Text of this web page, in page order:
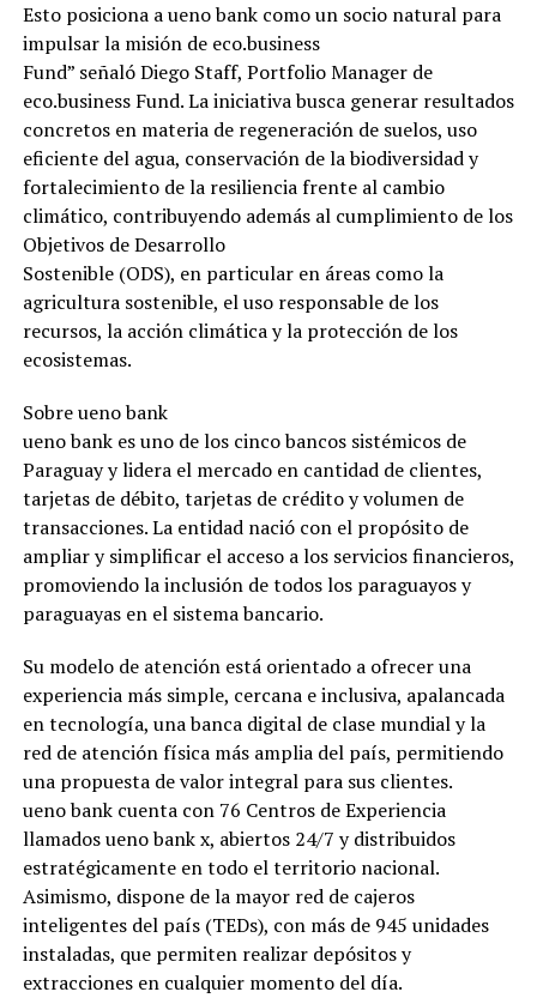
Esto posiciona a ueno bank como un socio natural para
impulsar la misión de eco.business
Fund” señaló Diego Staff, Portfolio Manager de
eco.business Fund. La iniciativa busca generar resultados
concretos en materia de regeneración de suelos, uso
eficiente del agua, conservación de la biodiversidad y
fortalecimiento de la resiliencia frente al cambio
climático, contribuyendo además al cumplimiento de los
Objetivos de Desarrollo
Sostenible (ODS), en particular en áreas como la
agricultura sostenible, el uso responsable de los
recursos, la acción climática y la protección de los
ecosistemas.
Sobre ueno bank
ueno bank es uno de los cinco bancos sistémicos de
Paraguay y lidera el mercado en cantidad de clientes,
tarjetas de débito, tarjetas de crédito y volumen de
transacciones. La entidad nació con el propósito de
ampliar y simplificar el acceso a los servicios financieros,
promoviendo la inclusión de todos los paraguayos y
paraguayas en el sistema bancario.
Su modelo de atención está orientado a ofrecer una
experiencia más simple, cercana e inclusiva, apalancada
en tecnología, una banca digital de clase mundial y la
red de atención física más amplia del país, permitiendo
una propuesta de valor integral para sus clientes.
ueno bank cuenta con 76 Centros de Experiencia
llamados ueno bank x, abiertos 24/7 y distribuidos
estratégicamente en todo el territorio nacional.
Asimismo, dispone de la mayor red de cajeros
inteligentes del país (TEDs), con más de 945 unidades
instaladas, que permiten realizar depósitos y
extracciones en cualquier momento del día.